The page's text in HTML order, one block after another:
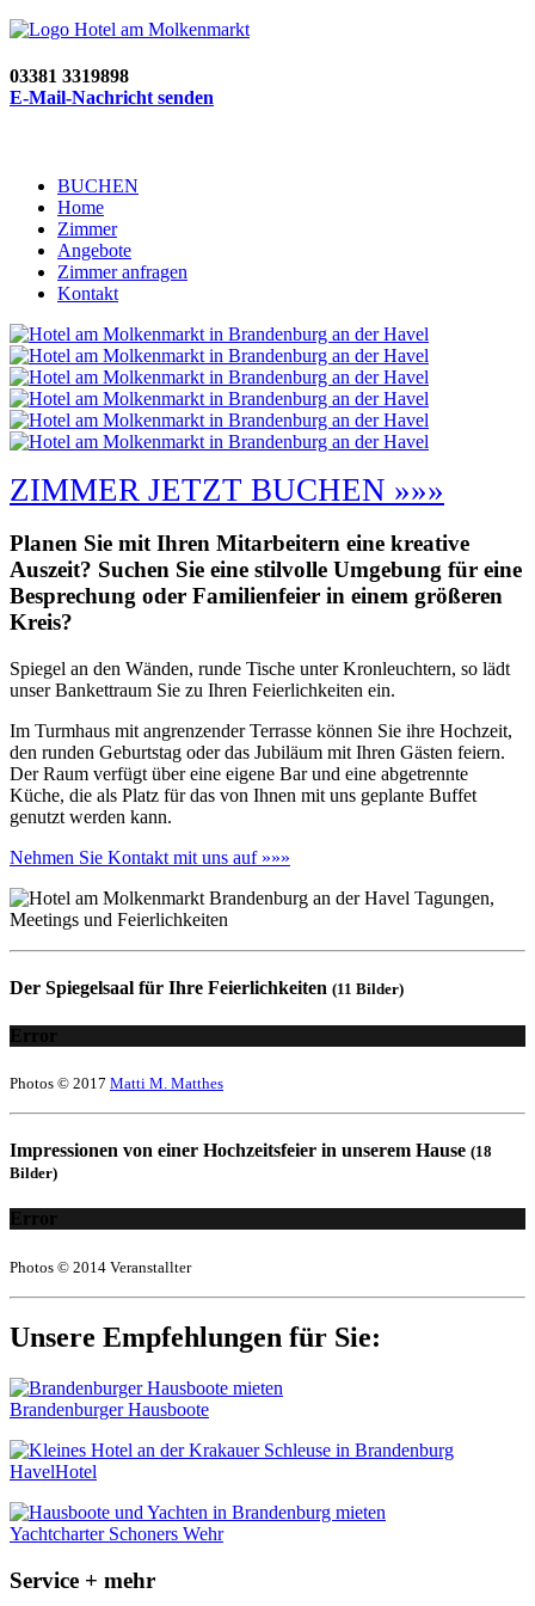
03381 3319898
E-Mail-Nachricht senden
BUCHEN
Home
Zimmer
Angebote
Zimmer anfragen
Kontakt
ZIMMER JETZT BUCHEN »»»
Planen Sie mit Ihren Mitarbeitern eine kreative
Auszeit? Suchen Sie eine stilvolle Umgebung für eine
Besprechung oder Familienfeier in einem größeren
Kreis?
Spiegel an den Wänden, runde Tische unter Kronleuchtern, so lädt
unser Bankettraum Sie zu Ihren Feierlichkeiten ein.
Im Turmhaus mit angrenzender Terrasse können Sie ihre Hochzeit,
den runden Geburtstag oder das Jubiläum mit Ihren Gästen feiern.
Der Raum verfügt über eine eigene Bar und eine abgetrennte
Küche, die als Platz für das von Ihnen mit uns geplante Buffet
genutzt werden kann.
Nehmen Sie Kontakt mit uns auf »»»
Der Spiegelsaal für Ihre Feierlichkeiten (11 Bilder)
Error
Photos © 2017 Matti M. Matthes
Impressionen von einer Hochzeitsfeier in unserem Hause (18
Bilder)
Error
Photos © 2014 Veranstallter
Unsere Empfehlungen für Sie:
Brandenburger Hausboote
HavelHotel
Yachtcharter Schoners Wehr
Service + mehr